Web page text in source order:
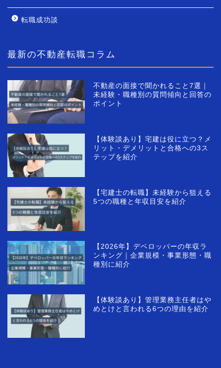
転職成功談
最新の不動産転職コラム
不動産の面接で聞かれること7選｜
未経験・職種別の質問傾向と回答の
ポイント
【体験談あり】宅建は役に立つ？メ
リット・デメリットと合格への3ス
テップを紹介
【宅建士の転職】未経験から狙える
5つの職種と年収目安を紹介
【2026年】デベロッパーの年収ラ
ンキング｜企業規模・事業形態・職
種別に紹介
【体験談あり】管理業務主任者はや
めとけと言われる6つの理由を紹介